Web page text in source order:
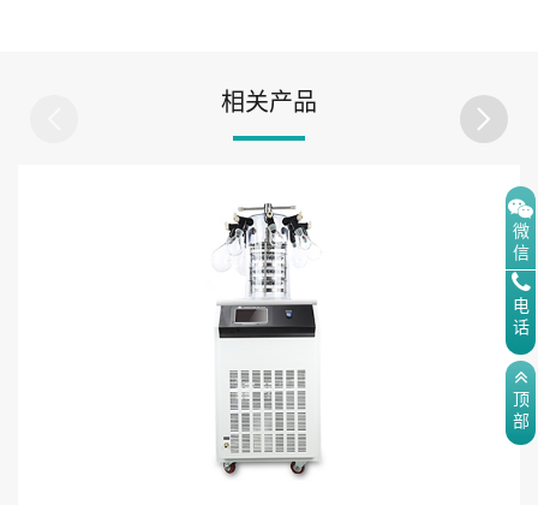
相关产品
微
信
电
话
顶
部